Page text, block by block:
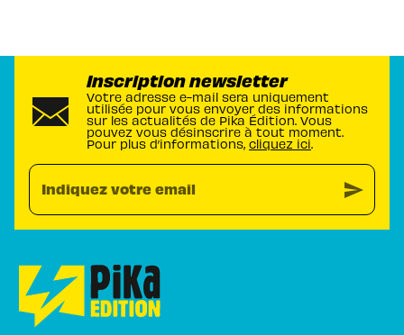
Inscription newsletter
Votre adresse e-mail sera uniquement
utilisée pour vous envoyer des informations
sur les actualités de Pika Édition. Vous
pouvez vous désinscrire à tout moment.
Pour plus d’informations, cliquez ici.
Indiquez votre email send